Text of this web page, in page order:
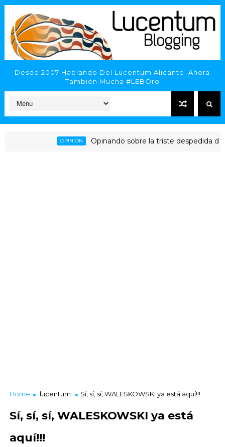
Desde 2007 Hablando Del Lucentum Alicante. Ahora
También Mucha #LEBOro
OPINIÓN Opinando sobre la triste despedida del
Home lucentum Sí, sí, sí, WALESKOWSKI ya está aquí!!!
Sí, sí, sí, WALESKOWSKI ya está
aquí!!!